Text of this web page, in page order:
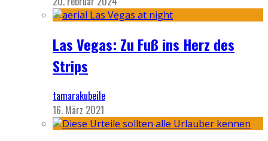
Las Vegas: Zu Fuß ins Herz des
Strips
tamarakubeile
16. März 2021